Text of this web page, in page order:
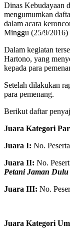
Dinas Kebudayaan
mengumumkan
dalam acara
Minggu (25/9/2016)
Dalam kegiatan
Hartono, yang
kepada para
Setelah dilakukan
para pemenang.
Berikut daftar
Juara Kategori
Juara I: No. Peserta
Juara II: No.
Petani Jaman Dulu
Juara III: No.
Juara Kategori